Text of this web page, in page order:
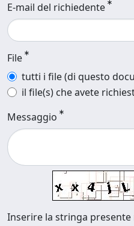
E-mail del richiedente
File
tutti i file (di questo
il file(s) che avete
Messaggio
Inserire la stringa